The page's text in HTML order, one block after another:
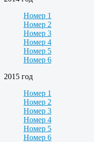
Номер 1
Номер 2
Номер 3
Номер 4
Номер 5
Номер 6
2015 год
Номер 1
Номер 2
Номер 3
Номер 4
Номер 5
Номер 6